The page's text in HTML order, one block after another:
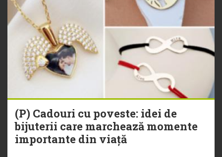
(P) Cadouri cu poveste: idei de
bijuterii care marchează momente
importante din viață